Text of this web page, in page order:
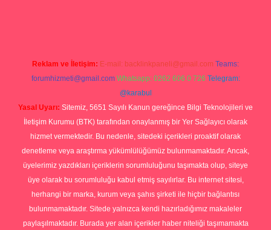
Reklam ve İletişim: E-mail: backlinkpaneli@gmail.com Teams:
forumhizmeti@gmail.com Whatsapp: 0262 606 0 726 Telegram:
@karabul
Yasal Uyarı: Sitemiz, 5651 Sayılı Kanun gereğince Bilgi Teknolojileri ve
İletişim Kurumu (BTK) tarafından onaylanmış bir Yer Sağlayıcı olarak
hizmet vermektedir. Bu nedenle, sitedeki içerikleri proaktif olarak
denetleme veya araştırma yükümlülüğümüz bulunmamaktadır. Ancak,
üyelerimiz yazdıkları içeriklerin sorumluluğunu taşımakta olup, siteye
üye olarak bu sorumluluğu kabul etmiş sayılırlar. Bu internet sitesi,
herhangi bir marka, kurum veya şahıs şirketi ile hiçbir bağlantısı
bulunmamaktadır. Sitede yalnızca kendi hazırladığımız makaleler
paylaşılmaktadır. Burada yer alan içerikler haber niteliği taşımamakta